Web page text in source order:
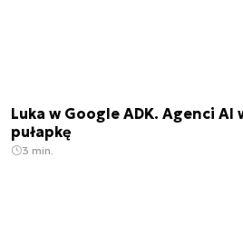
Luka w Google ADK. Agenci AI
pułapkę
3 min.